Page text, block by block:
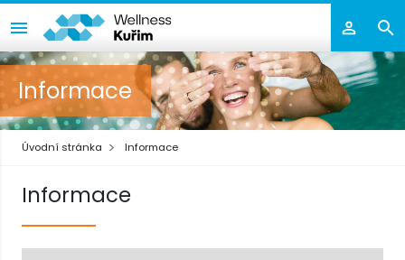
Informace
Úvodní stránka Informace
Informace